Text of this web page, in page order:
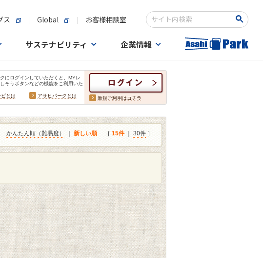
ス Global お客様相談室
検索キーワード入力
サステナビリティ 企業情報
にログインしていただくと、MYレ
そうボタンなどの機能をご利用いた
とは
アサヒパークとは 新規ご利用はコチラ
かんたん順（難易度） 新しい順 ［ 15件｜ 30件 ］